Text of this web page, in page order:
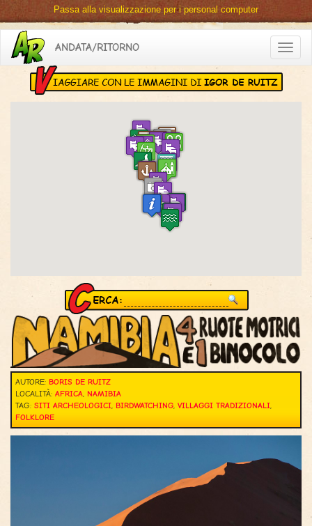
Passa alla visualizzazione per i personal computer
ANDATA/RITORNO
AUTORE: BORIS DE RUITZ
LOCALITÀ: AFRICA, NAMIBIA
TAG: SITI ARCHEOLOGICI, BIRDWATCHING, VILLAGGI TRADIZIONALI,
FOLKLORE